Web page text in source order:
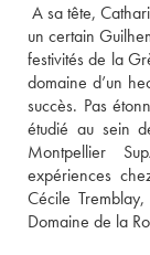
A sa tête,
un certain
festivités de la
domaine d’un
succès. Pas
étudié au sein
Montpellier
expériences
Cécile